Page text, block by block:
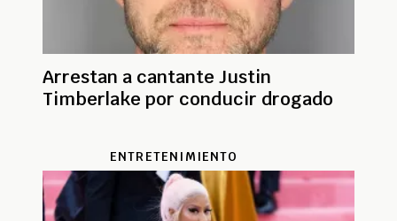
Arrestan a cantante Justin
Timberlake por conducir drogado
ENTRETENIMIENTO